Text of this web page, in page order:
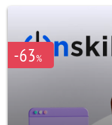
-63%